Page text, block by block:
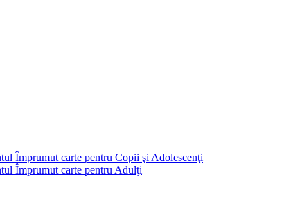
Împrumut carte pentru Copii şi Adolescenţi
Împrumut carte pentru Adulţi